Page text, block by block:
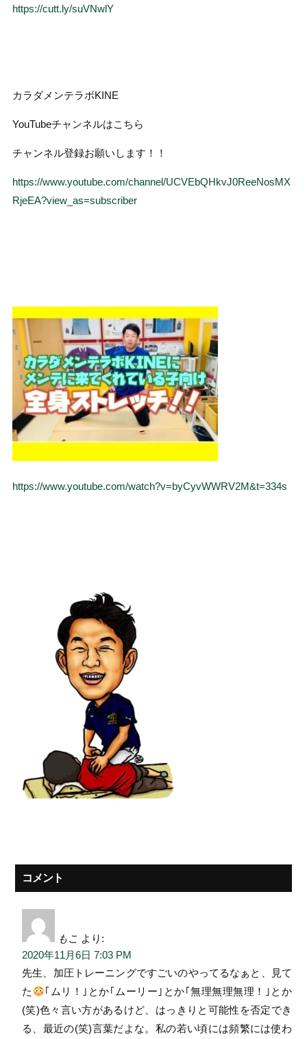
https://cutt.ly/suVNwlY
カラダメンテラボKINE
YouTubeチャンネルはこちら
チャンネル登録お願いします！！
https://www.youtube.com/channel/UCVEbQHkvJ0ReeNosMX
RjeEA?view_as=subscriber
https://www.youtube.com/watch?v=byCyvWWRV2M&t=334s
コメント
もこ より:
2020年11月6日 7:03 PM
先生、加圧トレーニングですごいのやってるなぁと、見て
た
｢ムリ！｣とか｢ムーリー｣とか｢無理無理無理！｣とか
(笑)色々言い方があるけど、はっきりと可能性を否定でき
る、最近の(笑)言葉だよな。私の若い頃には頻繁には使わ